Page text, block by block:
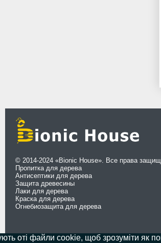
© 2014-2024 «Bionic House». Все права
Пропитка для дерева
Антисептики для дерева
Защита древесины
Лаки для дерева
Краска для дерева
Огнебиозащита для дерева
оті файли cookie, щоб зрозуміти як